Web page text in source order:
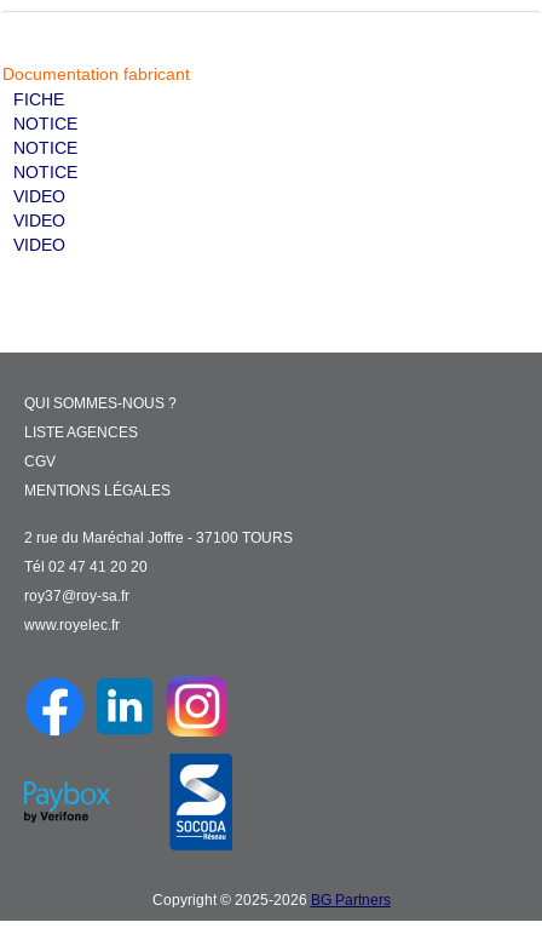
Documentation fabricant
FICHE
NOTICE
NOTICE
NOTICE
VIDEO
VIDEO
VIDEO
QUI SOMMES-NOUS ?
LISTE AGENCES
CGV
MENTIONS LÉGALES
2 rue du Maréchal Joffre - 37100 TOURS
Tél 02 47 41 20 20
roy37@roy-sa.fr
www.royelec.fr
Copyright © 2025-2026 BG Partners